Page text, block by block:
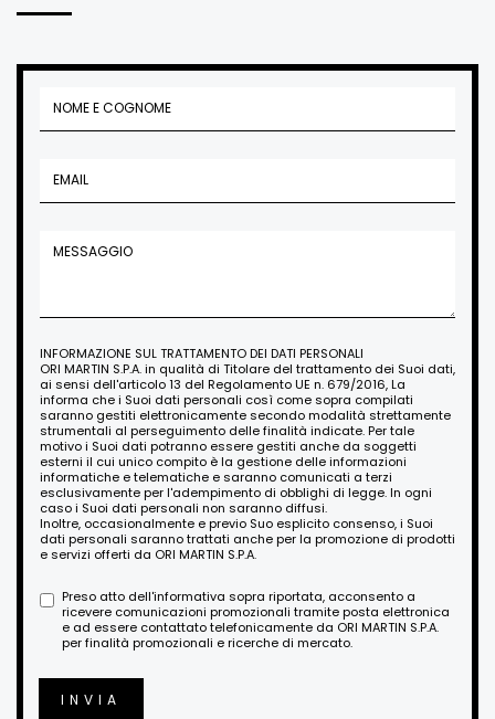
INFORMAZIONE SUL TRATTAMENTO DEI DATI PERSONALI
ORI MARTIN S.P.A. in qualità di Titolare del trattamento dei Suoi dati,
ai sensi dell'articolo 13 del Regolamento UE n. 679/2016, La
informa che i Suoi dati personali così come sopra compilati
saranno gestiti elettronicamente secondo modalità strettamente
strumentali al perseguimento delle finalità indicate. Per tale
motivo i Suoi dati potranno essere gestiti anche da soggetti
esterni il cui unico compito è la gestione delle informazioni
informatiche e telematiche e saranno comunicati a terzi
esclusivamente per l'adempimento di obblighi di legge. In ogni
caso i Suoi dati personali non saranno diffusi.
Inoltre, occasionalmente e previo Suo esplicito consenso, i Suoi
dati personali saranno trattati anche per la promozione di prodotti
e servizi offerti da ORI MARTIN S.P.A.
Preso atto dell'informativa sopra riportata, acconsento a
ricevere comunicazioni promozionali tramite posta elettronica
e ad essere contattato telefonicamente da ORI MARTIN S.P.A.
per finalità promozionali e ricerche di mercato.
INVIA